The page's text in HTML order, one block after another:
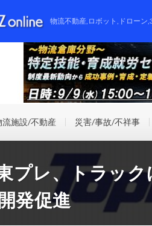
物流不動産,ロボット,ドローン
流施設/不動産 災害/事故/不祥事
プレ、トラッ
発促進